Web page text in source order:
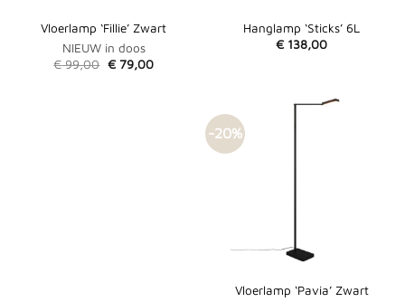
Vloerlamp ‘Fillie’ Zwart
NIEUW in doos
€99,00 Oorspronkelijke
€79,00Huidige
Hanglamp ‘Sticks’ 6L
€ 138,00
-20%
Vloerlamp ‘Pavia’ Zwart